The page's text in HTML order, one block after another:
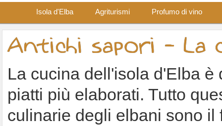
Isola d'Elba Agriturismi Profumo di vino
Antichi sapori - La
La cucina dell'isola d'Elba
piatti più elaborati. Tutto
culinarie degli elbani sono